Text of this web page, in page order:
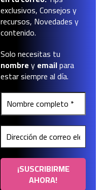
exclusivos, Consejos y
recursos, Novedades y
contenido.
Solo necesitas tu
nombreyemailpara
estar siempre al día.